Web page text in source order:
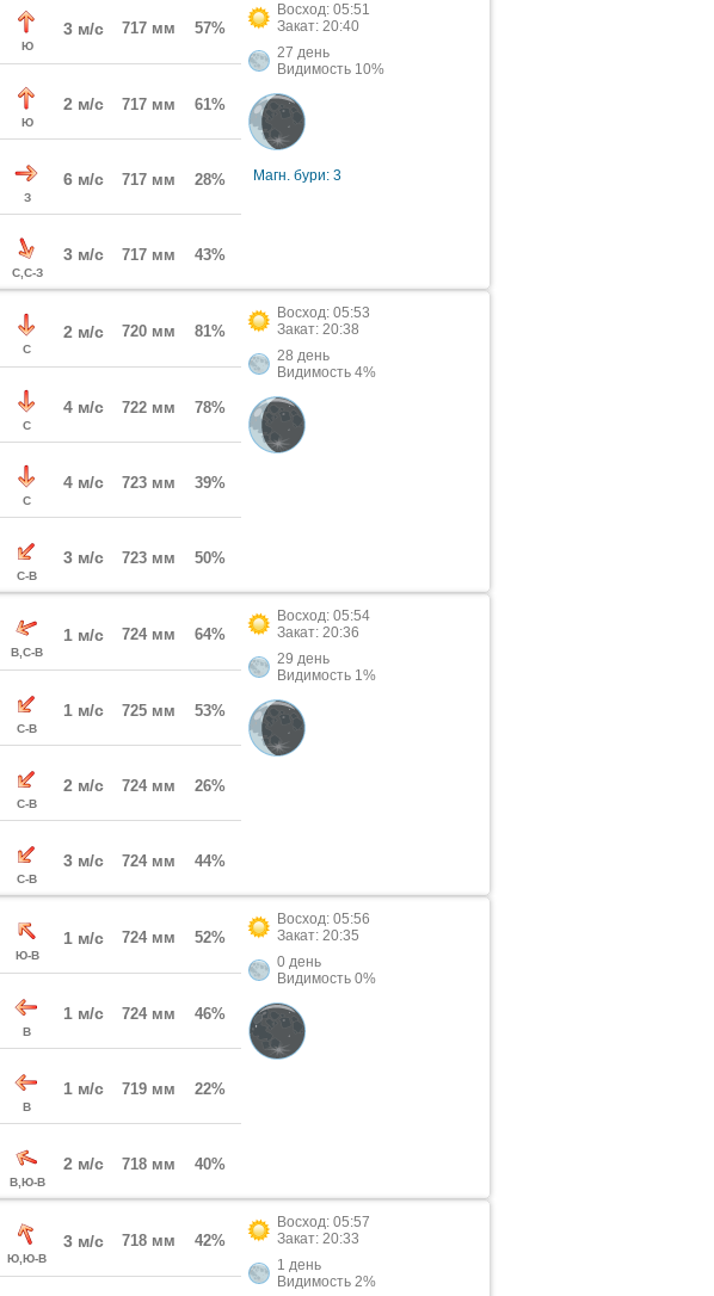
Ю
3 м/с 717 мм 57%
Ю
2 м/с 717 мм 61%
З
6 м/с 717 мм 28%
С,С-З
3 м/с 717 мм 43%
Восход: 05:51
Закат: 20:40
27 день
Видимость 10%
Магн. бури: 3
С
2 м/с 720 мм 81%
С
4 м/с 722 мм 78%
С
4 м/с 723 мм 39%
С-В
3 м/с 723 мм 50%
Восход: 05:53
Закат: 20:38
28 день
Видимость 4%
В,С-В
1 м/с 724 мм 64%
С-В
1 м/с 725 мм 53%
С-В
2 м/с 724 мм 26%
С-В
3 м/с 724 мм 44%
Восход: 05:54
Закат: 20:36
29 день
Видимость 1%
Ю-В
1 м/с 724 мм 52%
В
1 м/с 724 мм 46%
В
1 м/с 719 мм 22%
В,Ю-В
2 м/с 718 мм 40%
Восход: 05:56
Закат: 20:35
0 день
Видимость 0%
Ю,Ю-В
3 м/с 718 мм 42%
Восход: 05:57
Закат: 20:33
1 день
Видимость 2%